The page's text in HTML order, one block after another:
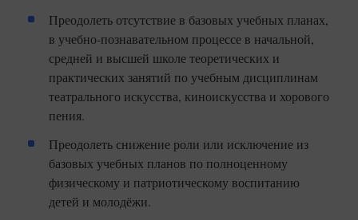
Преодолеть отсутствие в базовых учебных планах,
в учебно-познавательном процессе в начальной,
средней и высшей школе теоретических и
практических занятий по учебным дисциплинам
театрального искусства, киноискусства и хорового
пения.
Преодолеть снижение роли или исключение из
базовых учебных планов по полноценному
физическому и патриотическому воспитанию
детей и молодёжи.